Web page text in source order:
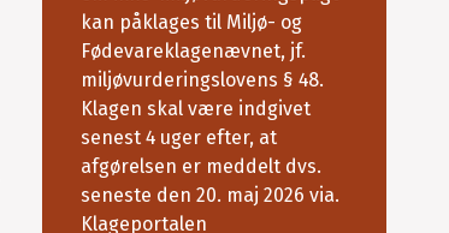
kan påklages til Miljø- og
Fødevareklagenævnet, jf.
miljøvurderingslovens § 48.
Klagen skal være indgivet
senest 4 uger efter, at
afgørelsen er meddelt dvs.
seneste den 20. maj 2026 via.
Klageportalen